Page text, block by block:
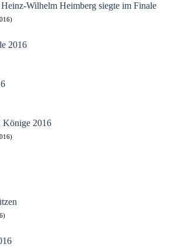
Wilhelm Heimberg siegte im Finale
2016
Könige 2016